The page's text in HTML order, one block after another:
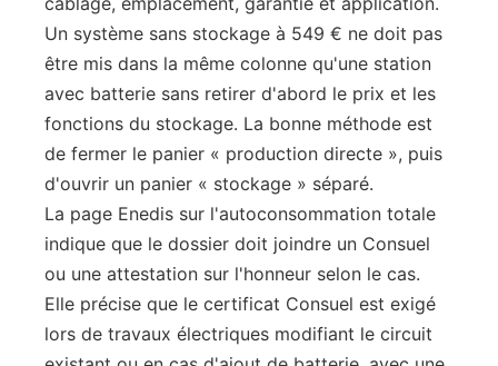
Un système sans stockage à 549 € ne doit pas
être mis dans la même colonne qu'une station
avec batterie sans retirer d'abord le prix et les
fonctions du stockage. La bonne méthode est
de fermer le panier « production directe », puis
d'ouvrir un panier « stockage » séparé.
La page Enedis sur l'autoconsommation totale
indique que le dossier doit joindre un Consuel
ou une attestation sur l'honneur selon le cas.
Elle précise que le certificat Consuel est exigé
lors de travaux électriques modifiant le circuit